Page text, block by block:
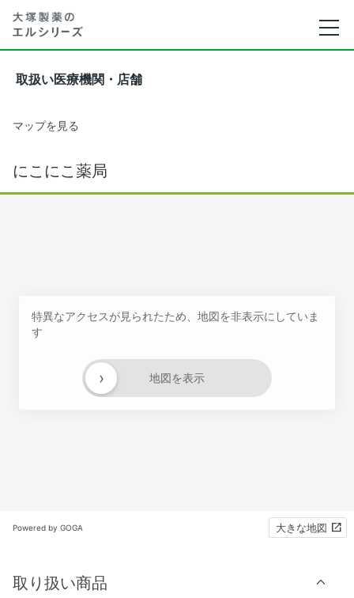
取扱い医療機関・店舗
マップを見る
にこにこ薬局
特異なアクセスが見られたため、地図を非表示にしていま
す
地図を表示
›
Powered by GOGA 大きな地図
取り扱い商品